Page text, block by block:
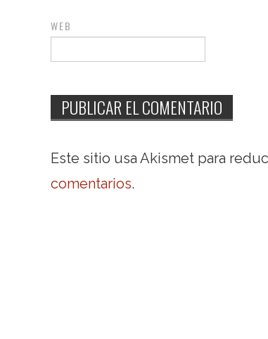
WEB
Este sitio usa Akismet para
comentarios.